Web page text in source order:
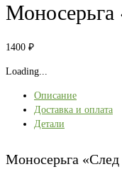
Моносерьга
1400 ₽
Loading...
Описание
Доставка и оплата
Детали
Моносерьга «След